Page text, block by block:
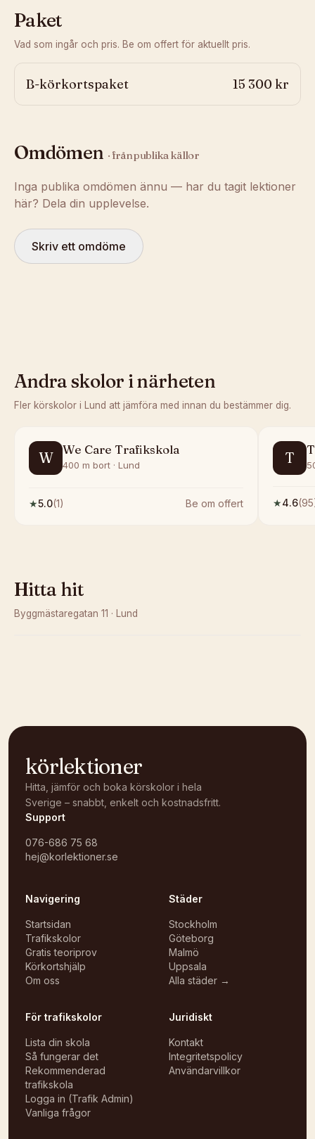
Paket
Vad som ingår och pris. Be om offert för aktuellt pris.
B-körkortspaket 15 300 kr
Omdömen · från publika källor
Inga publika omdömen ännu — har du tagit lektioner
här? Dela din upplevelse.
Skriv ett omdöme
Andra skolor i närheten
Fler körskolor i Lund att jämföra med innan du bestämmer dig.
W We Care Trafikskola
400 m bort · Lund
★5.0(1) Be om offert
T
★4.6(95
Hitta hit
Byggmästaregatan 11 · Lund
körlektioner
Hitta, jämför och boka körskolor i hela
Sverige – snabbt, enkelt och kostnadsfritt.
Support
076-686 75 68
hej@korlektioner.se
Navigering
Startsidan
Trafikskolor
Gratis teoriprov
Körkortshjälp
Om oss
Städer
Stockholm
Göteborg
Malmö
Uppsala
Alla städer →
För trafikskolor
Lista din skola
Så fungerar det
Rekommenderad
trafikskola
Logga in (Trafik Admin)
Vanliga frågor
Juridiskt
Kontakt
Integritetspolicy
Användarvillkor